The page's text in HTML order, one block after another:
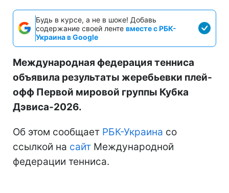
Будь в курсе, а не в шоке! Добавь
содержание своей ленте вместе с РБК-
Украина в Google
Международная федерация тенниса
объявила результаты жеребьевки плей-
офф Первой мировой группы Кубка
Дэвиса-2026.
Об этом сообщает РБК-Украина со
ссылкой на сайт Международной
федерации тенниса.